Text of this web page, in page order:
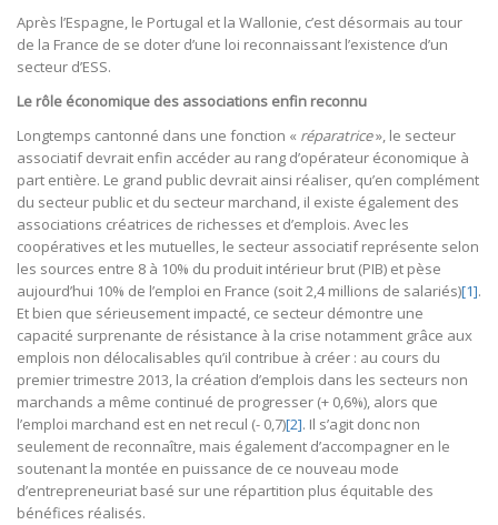
Après l’Espagne, le Portugal et la Wallonie, c’est désormais au tour
de la France de se doter d’une loi reconnaissant l’existence d’un
secteur d’ESS.
Le rôle économique des associations enfin reconnu
Longtemps cantonné dans une fonction « réparatrice», le secteur
associatif devrait enfin accéder au rang d’opérateur économique à
part entière. Le grand public devrait ainsi réaliser, qu’en complément
du secteur public et du secteur marchand, il existe également des
associations créatrices de richesses et d’emplois. Avec les
coopératives et les mutuelles, le secteur associatif représente selon
les sources entre 8 à 10% du produit intérieur brut (PIB) et pèse
aujourd’hui 10% de l’emploi en France (soit 2,4 millions de salariés)[1].
Et bien que sérieusement impacté, ce secteur démontre une
capacité surprenante de résistance à la crise notamment grâce aux
emplois non délocalisables qu’il contribue à créer : au cours du
premier trimestre 2013, la création d’emplois dans les secteurs non
marchands a même continué de progresser (+ 0,6%), alors que
l’emploi marchand est en net recul (- 0,7)[2]. Il s’agit donc non
seulement de reconnaître, mais également d’accompagner en le
soutenant la montée en puissance de ce nouveau mode
d’entrepreneuriat basé sur une répartition plus équitable des
bénéfices réalisés.